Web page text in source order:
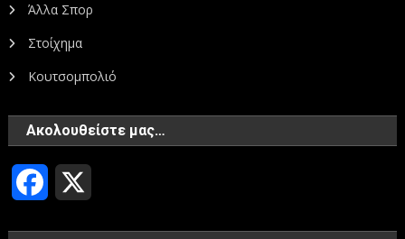
Άλλα Σπορ
Στοίχημα
Κουτσομπολιό
Ακολουθείστε μας…
Facebook